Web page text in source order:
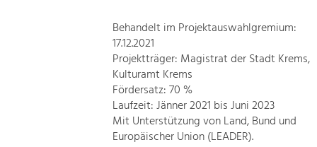
Behandelt im Projektauswahlgremium:
17.12.2021
Projektträger: Magistrat der Stadt Krems,
Kulturamt Krems
Fördersatz: 70 %
Laufzeit: Jänner 2021 bis Juni 2023
Mit Unterstützung von Land, Bund und
Europäischer Union (LEADER).